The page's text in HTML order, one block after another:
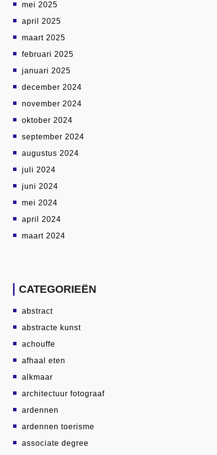
mei 2025
april 2025
maart 2025
februari 2025
januari 2025
december 2024
november 2024
oktober 2024
september 2024
augustus 2024
juli 2024
juni 2024
mei 2024
april 2024
maart 2024
CATEGORIEËN
abstract
abstracte kunst
achouffe
afhaal eten
alkmaar
architectuur fotograaf
ardennen
ardennen toerisme
associate degree